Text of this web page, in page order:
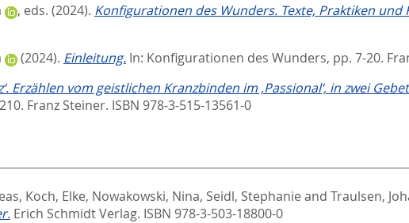
, eds. (2024). Konfigurationen des Wunders. Texte, Praktiken
(2024). Einleitung. In: Konfigurationen des Wunders, pp. 7-20.
Erzählen vom geistlichen Kranzbinden im ‚Passional‘, in zwei
Franz Steiner. ISBN 978-3-515-13561-0
, Koch, Elke, Nowakowski, Nina, Seidl, Stephanie and Traulsen,
Erich Schmidt Verlag. ISBN 978-3-503-18800-0